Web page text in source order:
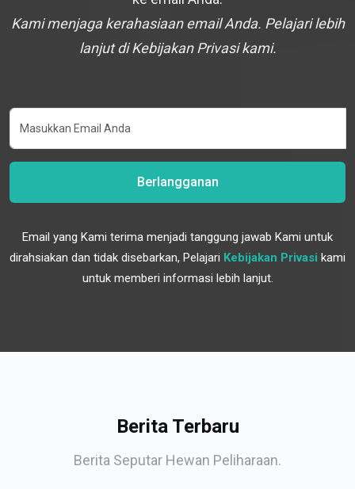
Kami menjaga kerahasiaan email Anda. Pelajari lebih
lanjut di Kebijakan Privasi kami.
Berlangganan
Email yang Kami terima menjadi tanggung jawab Kami untuk
dirahsiakan dan tidak disebarkan, Pelajari Kebijakan Privasi kami
untuk memberi informasi lebih lanjut.
Berita Terbaru
Berita Seputar Hewan Peliharaan.